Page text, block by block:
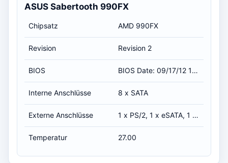
ASUS Sabertooth 990FX
Chipsatz AMD 990FX
Revision Revision 2
BIOS BIOS Date: 09/17/12 17:01:30 Ver: 04.06.05 / 17.09.2012 02:00:00
Interne Anschlüsse 8 x SATA
Externe Anschlüsse 1 x PS/2, 1 x eSATA, 1 x eSATAp, 2 x USB 3.0, 8 x USB 2.0, 1 x S/PDIF, 6 x Audio
Temperatur 27.00